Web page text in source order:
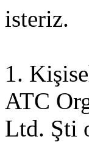
isteriz.
1.
ATC
Ltd. Şti